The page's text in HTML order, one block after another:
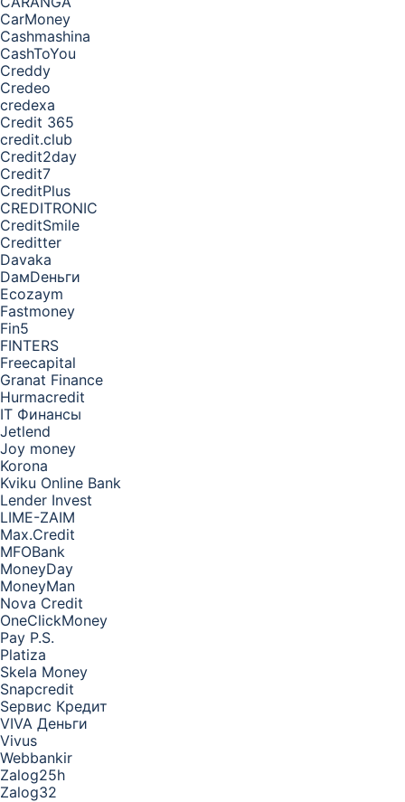
CarMoney
Cashmashina
CashToYou
Creddy
Credeo
credexa
Credit 365
credit.club
Credit2day
Credit7
CreditPlus
CREDITRONIC
CreditSmile
Creditter
Davaka
DамDеньги
Ecozaym
Fastmoney
Fin5
FINTERS
Freecapital
Granat Finance
Hurmacredit
IT Финансы
Jetlend
Joy money
Korona
Kviku Online Bank
Lender Invest
LIME-ZAIM
Max.Credit
MFOBank
MoneyDay
MoneyMan
Nova Credit
OneClickMoney
Pay P.S.
Platiza
Skela Money
Snapcredit
Sервис Кредит
VIVA Деньги
Vivus
Webbankir
Zalog25h
Zalog32